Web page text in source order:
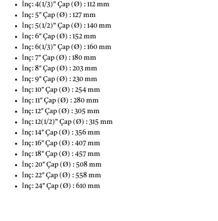
İnç: 4(1/3)” Çap (Ø) : 112 mm
İnç: 5″ Çap (Ø) : 127 mm
İnç: 5(1/2)” Çap (Ø) : 140 mm
İnç: 6″ Çap (Ø) : 152 mm
İnç: 6(1/3)” Çap (Ø) : 160 mm
İnç: 7″ Çap (Ø) : 180 mm
İnç: 8″ Çap (Ø) : 203 mm
İnç: 9″ Çap (Ø) : 230 mm
İnç: 10″ Çap (Ø) : 254 mm
İnç: 11″ Çap (Ø) : 280 mm
İnç: 12″ Çap (Ø) : 305 mm
İnç: 12(1/2)” Çap (Ø) : 315 mm
İnç: 14″ Çap (Ø) : 356 mm
İnç: 16″ Çap (Ø) : 407 mm
İnç: 18″ Çap (Ø) : 457 mm
İnç: 20″ Çap (Ø) : 508 mm
İnç: 22″ Çap (Ø) : 558 mm
İnç: 24″ Çap (Ø) : 610 mm